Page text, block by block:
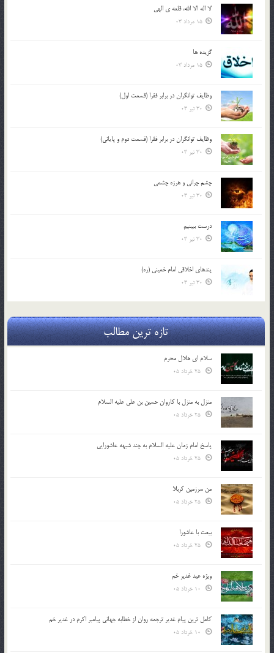
لا اله الا الله، قلعه ي الهي
15 مرداد 03
گزيده ها
15 مرداد 03
وظایف توانگران در برابر فقرا (قسمت اول)
30 تیر 03
وظایف توانگران در برابر فقرا (قسمت دوم و پایانی)
30 تیر 03
چشم ‏چرانى و هرزه‏ چشمى
30 تیر 03
درست ببينيم
30 تیر 03
پندهاي اخلاقي امام خميني (ره)
30 تیر 03
تازه ترین مطالب
سلام ای هلال محرم
منزل به منزل با کاروان حسین بن علی علیه السلام
پاسخ امام زمان علیه السلام به چند شبهه عاشورایی
من سرزمین کربلا
بیعت با عاشورا
ویژه عید غدیر خم
کامل ترین پیام غدیر ترجمه روان از خطابه جهانی پیامبر اکرم در غدیر خم